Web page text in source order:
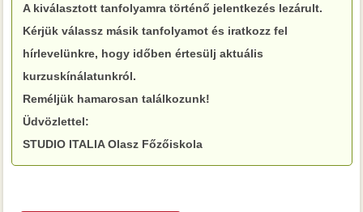
A kiválasztott tanfolyamra történő jelentkezés lezárult.
Kérjük válassz másik tanfolyamot és iratkozz fel
hírlevelünkre, hogy időben értesülj aktuális
kurzuskínálatunkról.
Reméljük hamarosan találkozunk!
Üdvözlettel:
STUDIO ITALIA Olasz Főzőiskola